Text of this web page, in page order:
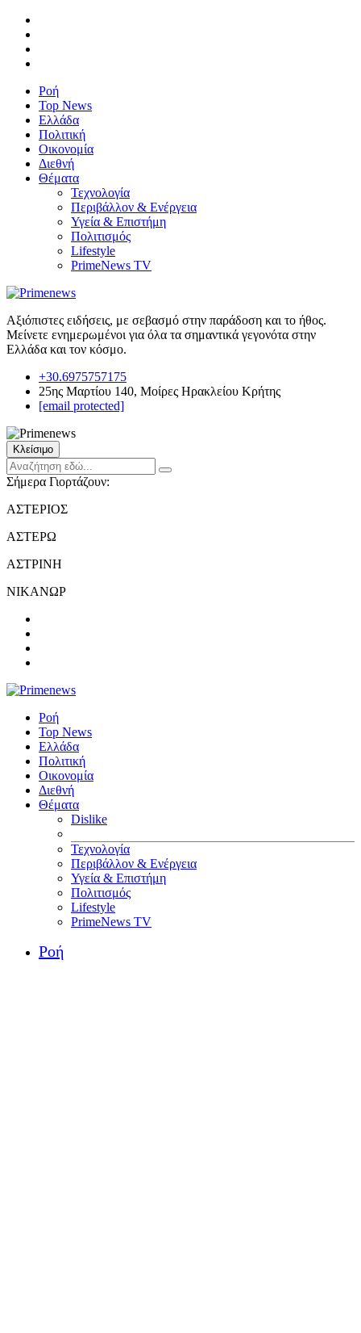
Ροή
Top News
Ελλάδα
Πολιτική
Οικονομία
Διεθνή
Θέματα
Τεχνολογία
Περιβάλλον & Ενέργεια
Υγεία & Επιστήμη
Πολιτισμός
Lifestyle
PrimeNews TV
Αξιόπιστες ειδήσεις, με σεβασμό στην παράδοση και το ήθος.
Μείνετε ενημερωμένοι για όλα τα σημαντικά γεγονότα στην
Ελλάδα και τον κόσμο.
+30.6975757175
25ης Μαρτίου 140, Μοίρες Ηρακλείου Κρήτης
[email protected]
Κλείσιμο
Σήμερα Γιορτάζουν:
ΑΣΤΕΡΙΟΣ
ΑΣΤΕΡΩ
ΑΣΤΡΙΝΗ
ΝΙΚΑΝΩΡ
Ροή
Top News
Ελλάδα
Πολιτική
Οικονομία
Διεθνή
Θέματα
Dislike
Τεχνολογία
Περιβάλλον & Ενέργεια
Υγεία & Επιστήμη
Πολιτισμός
Lifestyle
PrimeNews TV
Ροή